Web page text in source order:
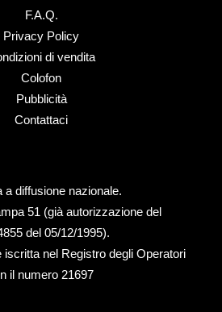
F.A.Q.
Privacy Policy
di vendita
Colofon
Pubblicità
Contattaci
diffusione nazionale.
51 (già autorizzazione del
del 05/12/1995).
iscritta nel Registro degli Operatori
il numero 21697